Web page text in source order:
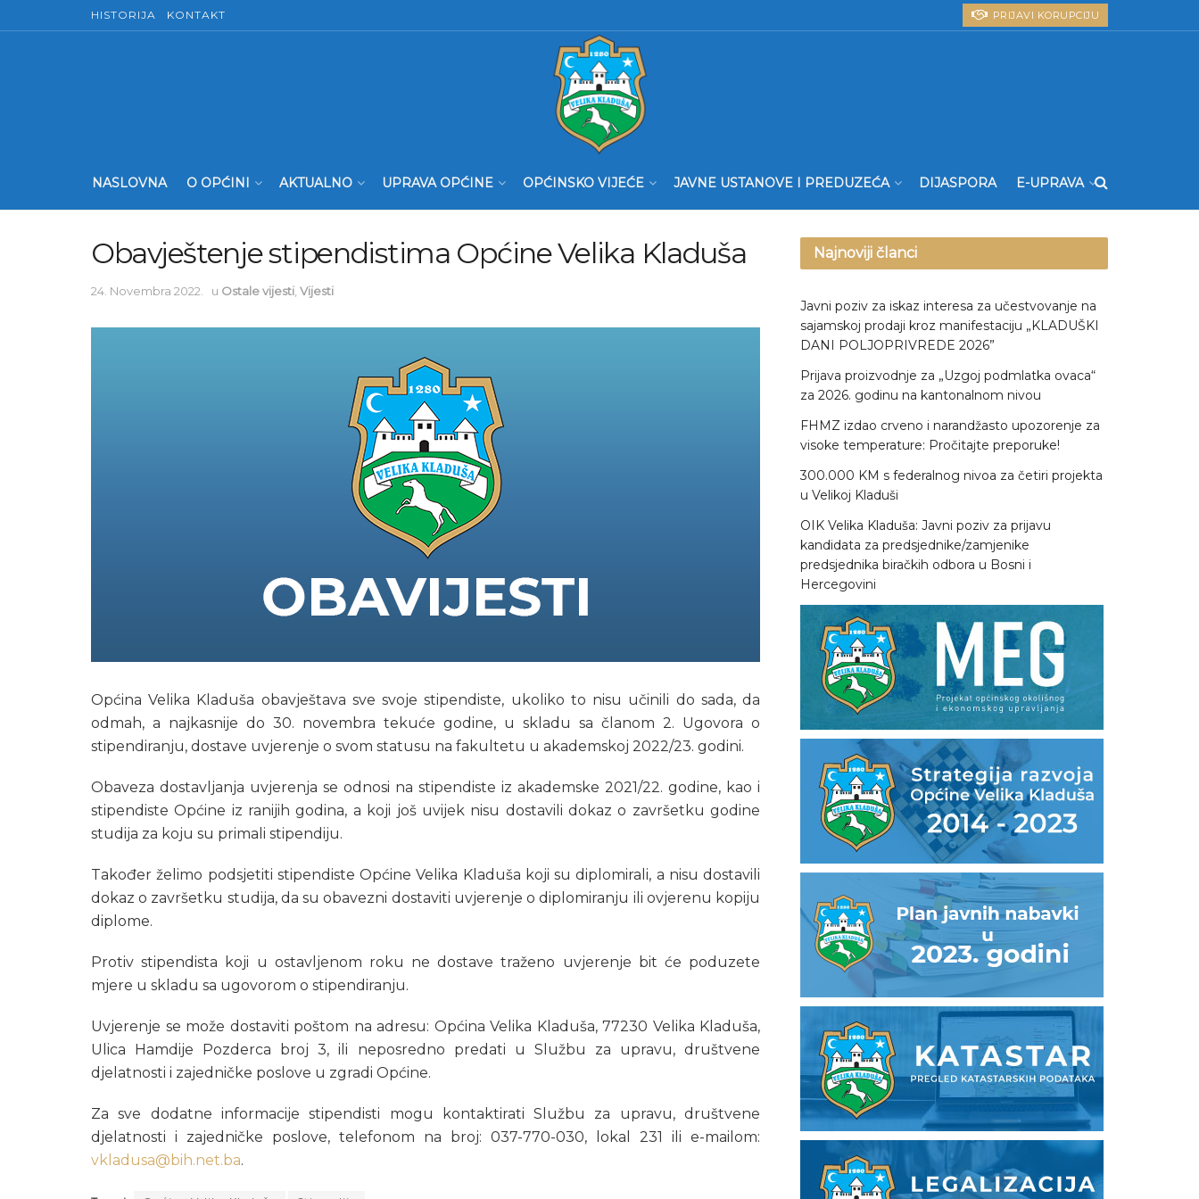
HISTORIJA KONTAKT PRIJAVI KORUPCIJU
NASLOVNA O OPĆINI AKTUALNO UPRAVA OPĆINE OPĆINSKO VIJEĆE JAVNE USTANOVE I PREDUZEĆA DIJASPORA E-UPRAVA
Obavještenje stipendistima Općine Velika Kladuša
24. Novembra 2022. u Ostale vijesti Vijesti
Općina Velika Kladuša obavještava sve svoje stipendiste, ukoliko to nisu učinili do sada, da
odmah, a najkasnije do 30. novembra tekuće godine, u skladu sa članom 2. Ugovora o
stipendiranju, dostave uvjerenje o svom statusu na fakultetu u akademskoj 2022/23. godini.
Obaveza dostavljanja uvjerenja se odnosi na stipendiste iz akademske 2021/22. godine, kao i
stipendiste Općine iz ranijih godina, a koji još uvijek nisu dostavili dokaz o završetku godine
studija za koju su primali stipendiju.
Također želimo podsjetiti stipendiste Općine Velika Kladuša koji su diplomirali, a nisu dostavili
dokaz o završetku studija, da su obavezni dostaviti uvjerenje o diplomiranju ili ovjerenu kopiju
diplome.
Protiv stipendista koji u ostavljenom roku ne dostave traženo uvjerenje bit će poduzete
mjere u skladu sa ugovorom o stipendiranju.
Uvjerenje se može dostaviti poštom na adresu: Općina Velika Kladuša, 77230 Velika Kladuša,
Ulica Hamdije Pozderca broj 3, ili neposredno predati u Službu za upravu, društvene
djelatnosti i zajedničke poslove u zgradi Općine.
Za sve dodatne informacije stipendisti mogu kontaktirati Službu za upravu, društvene
djelatnosti i zajedničke poslove, telefonom na broj: 037-770-030, lokal 231 ili e-mailom:
vkladusa@bih.net.ba.
Najnoviji članci
Javni poziv za iskaz interesa za učestvovanje na
sajamskoj prodaji kroz manifestaciju „KLADUŠKI
DANI POLJOPRIVREDE 2026”
Prijava proizvodnje za „Uzgoj podmlatka ovaca“
za 2026. godinu na kantonalnom nivou
FHMZ izdao crveno i narandžasto upozorenje za
visoke temperature: Pročitajte preporuke!
300.000 KM s federalnog nivoa za četiri projekta
u Velikoj Kladuši
OIK Velika Kladuša: Javni poziv za prijavu
kandidata za predsjednike/zamjenike
predsjednika biračkih odbora u Bosni i
Hercegovini